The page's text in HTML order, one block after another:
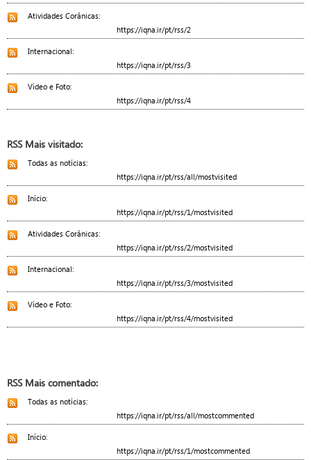
Atividades Corânicas:
https://iqna.ir/pt/rss/2
Internacional:
https://iqna.ir/pt/rss/3
Vídeo e Foto:
https://iqna.ir/pt/rss/4
RSS Mais visitado:
Todas as notícias:
https://iqna.ir/pt/rss/all/mostvisited
Início:
https://iqna.ir/pt/rss/1/mostvisited
Atividades Corânicas:
https://iqna.ir/pt/rss/2/mostvisited
Internacional:
https://iqna.ir/pt/rss/3/mostvisited
Vídeo e Foto:
https://iqna.ir/pt/rss/4/mostvisited
RSS Mais comentado:
Todas as notícias:
https://iqna.ir/pt/rss/all/mostcommented
Início:
https://iqna.ir/pt/rss/1/mostcommented